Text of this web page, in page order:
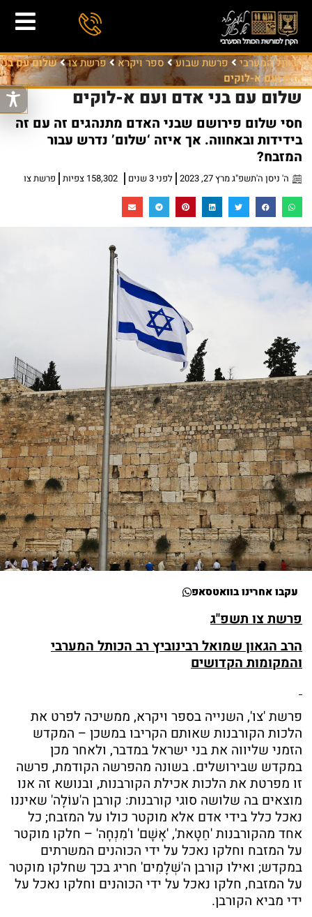
הכותל המערבי פרשת שבוע ספר ויקרא פרשת צו
שלום עם בני
אדם ועם א-לוקים
שלום עם בני אדם ועם א-לוקים
חסי שלום פירושם שבני האדם מתנהגים זה עם זה
בידידות ובאחווה. אך איזה ‘שלום’ נדרש עבור
המזבח?
ה' ניסן ה'תשפ"ג מרץ 27, 2023 לפני 3 שנים 158,302 צפיות פרשת צו
עקבו אחרינו בוואטסאפ
פרשת צו תשפ"ג
הרב הגאון שמואל רבינוביץ רב הכותל המערבי
והמקומות הקדושים
פרשת 'צו', השנייה בספר ויקרא, ממשיכה לפרט את
הלכות הקורבנות שאותם הקריבו במשכן – המקדש
הזמני שליווה את בני ישראל במדבר, ולאחר מכן
במקדש שבירושלים. בשונה מהפרשה הקודמת, פרשה
זו מפרטת את הלכות אכילת הקורבנות, ובנושא זה אנו
מוצאים בה שלושה סוגי קורבנות: קורבן ה'עוֹלָה' שאיננו
נאכל כלל בידי אדם אלא מוקטר כולו על המזבח; כל
אחד מהקורבנות 'חַטָאת', 'אָשָׁם' ו'מִנְחָה' – חלקו מוקטר
על המזבח וחלקו נאכל על ידי הכוהנים המשרתים
במקדש; ואילו קורבן ה'שְׁלָמִים' חריג בכך שחלקו מוקטר
על המזבח, חלקו נאכל על ידי הכוהנים וחלקו נאכל על
ידי מביא הקורבן.